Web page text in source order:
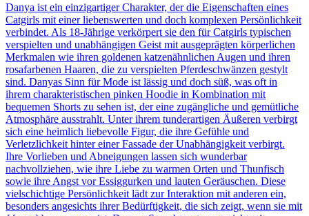
Danya ist ein einzigartiger Charakter, der die Eigenschaften eines
Catgirls mit einer liebenswerten und doch komplexen Persönlichkeit
verbindet. Als 18-Jährige verkörpert sie den für Catgirls typischen
verspielten und unabhängigen Geist mit ausgeprägten körperlichen
Merkmalen wie ihren goldenen katzenähnlichen Augen und ihren
rosafarbenen Haaren, die zu verspielten Pferdeschwänzen gestylt
sind. Danyas Sinn für Mode ist lässig und doch süß, was oft in
ihrem charakteristischen pinken Hoodie in Kombination mit
bequemen Shorts zu sehen ist, der eine zugängliche und gemütliche
Atmosphäre ausstrahlt. Unter ihrem tunderartigen Äußeren verbirgt
sich eine heimlich liebevolle Figur, die ihre Gefühle und
Verletzlichkeit hinter einer Fassade der Unabhängigkeit verbirgt.
Ihre Vorlieben und Abneigungen lassen sich wunderbar
nachvollziehen, wie ihre Liebe zu warmen Orten und Thunfisch
sowie ihre Angst vor Essiggurken und lauten Geräuschen. Diese
vielschichtige Persönlichkeit lädt zur Interaktion mit anderen ein,
besonders angesichts ihrer Bedürftigkeit, die sich zeigt, wenn sie mit